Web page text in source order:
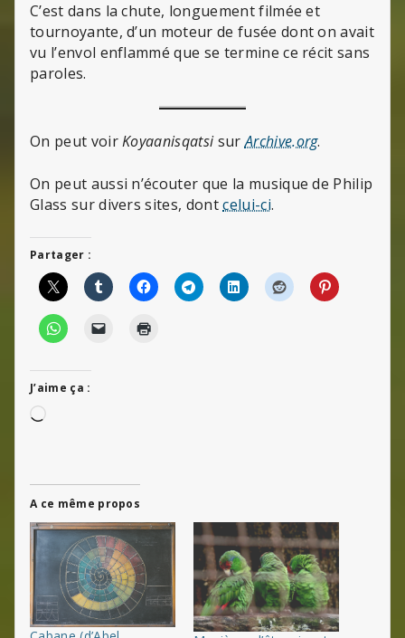
C’est dans la chute, longuement filmée et
tournoyante, d’un moteur de fusée dont on avait
vu l’envol enflammé que se termine ce récit sans
paroles.
On peut voirKoyaanisqatsisurArchive.org.
On peut aussi n’écouter que la musique de Philip
Glass sur divers sites, dontcelui-ci.
Partager :
J’aime ça :
Chargement…
A ce même propos